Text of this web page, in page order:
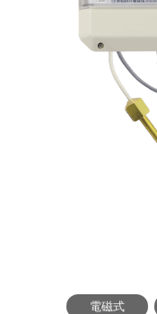
電磁式